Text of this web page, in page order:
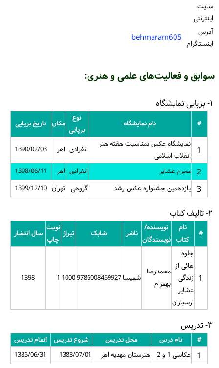
سایت
اینترنتی
آدرس
اینستاگرام behmaram605
سوابق و فعالیت‌های علمی و هنری:
۱- برپایی نمایشگاه
# نام نمایشگاه
نوع
برپایی
مکان تاریخ برپایی
1
نمایشگاه عکس بمناسبت هفته هنر
انقلاب اسلامی
انفرادی اهر 1390/02/03
2 محرم عشایر انفرادی اهر 1398/06/11
3 یازدهمین جشنواره عکس رشد گروهی تهران 1399/12/10
۲- تالیف کتاب
#
نام
کتاب
نویسنده/
نویسندگان
ناشر شابک تیراژ
نوبت
چاپ
سال انتشار
1
جلوه
هائی از
زندگی
عشایر
ارسباران
محمدرضا
بهمرام
شمیسا9786008459927
1000
1
1398
۳- تدریس
# نام درس محل تدریس شروع تدریس اتمام تدریس
1 عکاسی 1 و 2 هنرستان مهدیه اهر 1383/07/01
1385/06/31